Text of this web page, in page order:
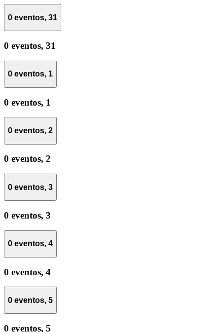
0 eventos, 31
0 eventos, 31
0 eventos, 1
0 eventos, 1
0 eventos, 2
0 eventos, 2
0 eventos, 3
0 eventos, 3
0 eventos, 4
0 eventos, 4
0 eventos, 5
0 eventos, 5